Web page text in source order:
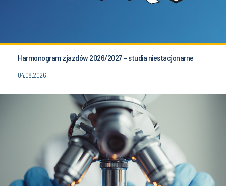
Harmonogram zjazdów 2026/2027 – studia niestacjonarne
04.08.2026